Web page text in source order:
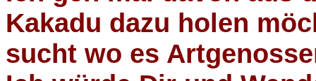
Kakadu dazu holen
sucht wo es